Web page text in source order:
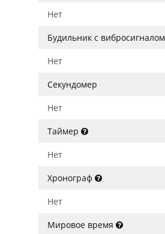
Нет
Будильник с вибросигналом
Нет
Секундомер
Нет
Таймер
Нет
Хронограф
Нет
Мировое время